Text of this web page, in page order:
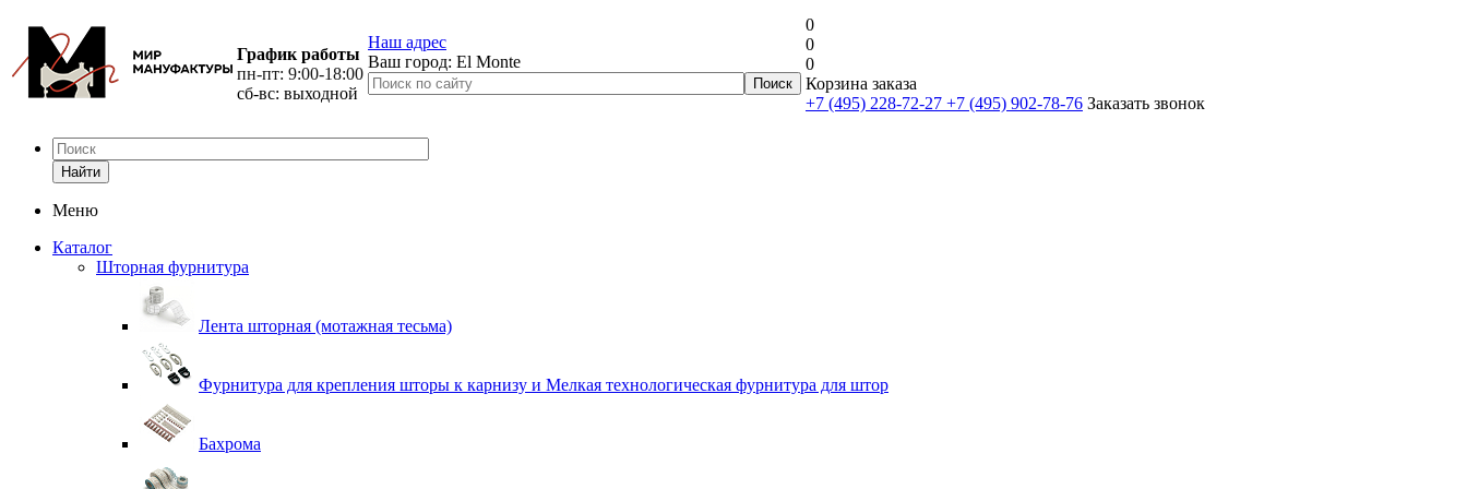
График работы
пн-пт: 9:00-18:00
сб-вс: выходной
Наш адрес
Ваш город: El Monte
0
0
0
Корзина заказа
+7 (495) 228-72-27 +7 (495) 902-78-76 Заказать звонок
Найти
Меню
Каталог
Шторная фурнитура
Лента шторная (мотажная тесьма)
Фурнитура для крепления шторы к карнизу и Мелкая технологическая фурнитура для штор
Бахрома